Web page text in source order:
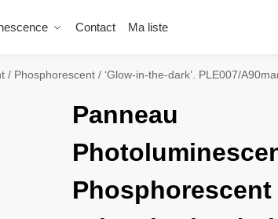
Contact Ma liste
Panneau
Phosphorescent